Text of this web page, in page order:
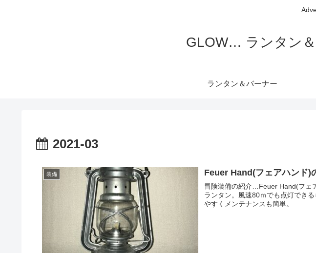
GLOW… ランタン
ランタン＆バーナー
2021-03
装備 Feuer Hand(フェアハンド)
冒険装備の紹介…Feuer Hand(フェ
ランタン。風速80ｍでも点灯でき
やすくメンテナンスも簡単。